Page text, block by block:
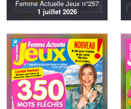
Femme Actuelle Jeux n°257
1 juillet 2026